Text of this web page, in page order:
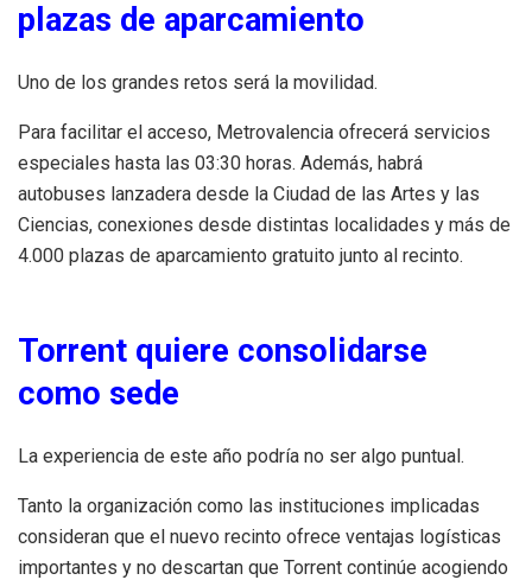
plazas de aparcamiento
Uno de los grandes retos será la movilidad.
Para facilitar el acceso, Metrovalencia ofrecerá servicios
especiales hasta las 03:30 horas. Además, habrá
autobuses lanzadera desde la Ciudad de las Artes y las
Ciencias, conexiones desde distintas localidades y más de
4.000 plazas de aparcamiento gratuito junto al recinto.
Torrent quiere consolidarse
como sede
La experiencia de este año podría no ser algo puntual.
Tanto la organización como las instituciones implicadas
consideran que el nuevo recinto ofrece ventajas logísticas
importantes y no descartan que Torrent continúe acogiendo